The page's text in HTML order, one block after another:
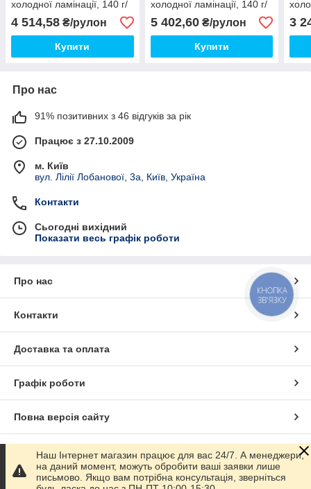
холодної ламінації, 140 г/
м2, 1270 мм х 50 метрів
4 514,58 ₴/рулон
Купити
холодної ламінації, 140 г/
м2, 1520 мм х 50 метрів
5 402,60₴/рулон
Купити
3
Про нас
91% позитивних з 46 відгуків за рік
Працює з 27.10.2009
м. Київ
вул. Лілії Лобанової, 3а, Київ, Україна
Контакти
Сьогодні вихідний
Показати весь графік роботи
Про нас
Контакти
Доставка та оплата
Графік роботи
Повна версія сайту
Сайт створено на маркетплейсі
Політика конфіденційності
Наш Інтернет магазин працює для вас 24/7. А менеджери,
на даний момент, можуть обробити ваші заявки лише
письмово. Якщо вам потрібна консультація, зверніться
КНОПКА
ЗВ'ЯЗКУ